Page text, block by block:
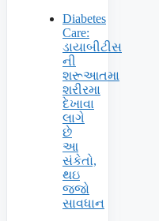
Diabetes
Care:
ડાયાબીટીસ
ની
શરૂઆતમા
શરીરમા
દેખાવા
લાગે
છે
આ
સંકેતો,
થઇ
જજો
સાવધાન